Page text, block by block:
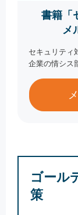
書籍「
メ
セキュリティ
企業の情シス
ゴール
策